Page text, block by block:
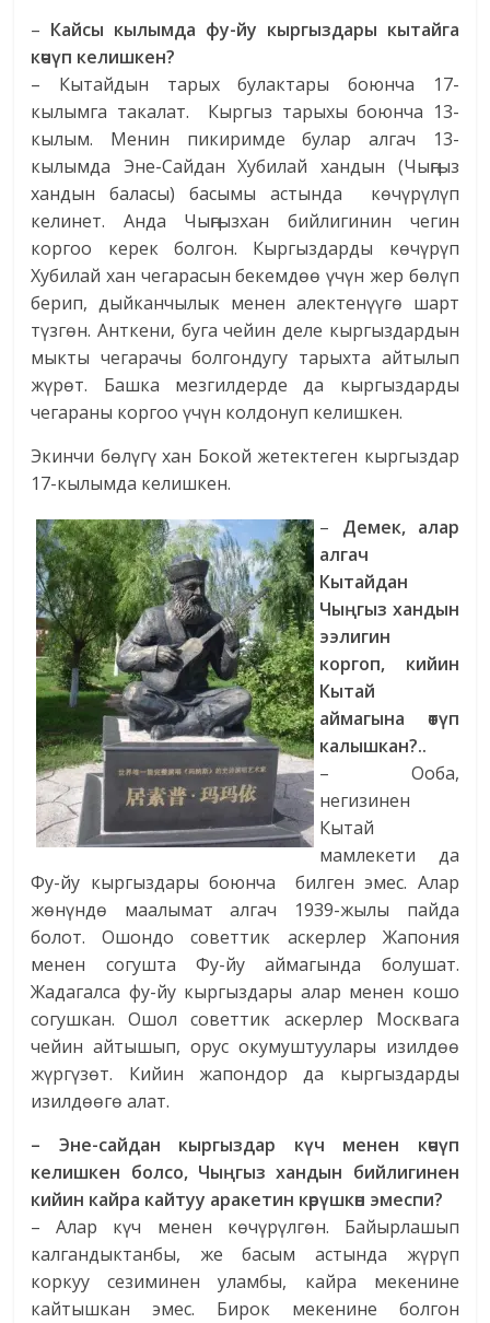
– Кайсы кылымда фу-йу кыргыздары кытайга
көчүп келишкен?
– Кытайдын тарых булактары
боюнча
17-
кылымга такалат. Кыргыз тарыхы боюнча 13-
кылым. Менин пикиримде булар алгач 13-
кылымда Эне-Сайдан Хубилай хандын (Чыңгыз
хандын баласы) басымы астында көчүрүлүп
келинет. Анда Чыңгызхан бийлигинин чегин
коргоо керек болгон. Кыргыздарды көчүрүп
Хубилай хан чегарасын бекемдөө үчүн жер бөлүп
берип, дыйканчылык менен алектенүүгө шарт
түзгөн. Анткени, буга чейин деле кыргыздардын
мыкты чегарачы болгондугу тарыхта айтылып
жүрөт. Башка мезгилдерде да кыргыздарды
чегараны коргоо үчүн колдонуп келишкен.
Экинчи бөлүгү хан Бокой жетектеген кыргыздар
17-кылымда келишкен.
– Демек, алар
алгач
Кытайдан
Чыңгыз хандын
ээлигин
коргоп, кийин
Кытай
аймагына өтүп
калышкан?..
– Ооба,
негизинен
Кытай
мамлекети да
Фу-йу кыргыздары боюнча билген эмес. Алар
жөнүндө маалымат алгач 1939-жылы пайда
болот. Ошондо советтик аскерлер Жапония
менен согушта Фу-йу аймагында болушат.
Жадагалса фу-йу кыргыздары алар менен кошо
согушкан. Ошол советтик аскерлер Москвага
чейин айтышып, орус окумуштуулары изилдөө
жүргүзөт. Кийин жапондор да кыргыздарды
изилдөөгө алат.
– Эне-сайдан кыргыздар күч менен көчүп
келишкен болсо, Чыңгыз хандын бийлигинен
кийин кайра кайтуу аракетин көрүшкөн эмеспи?
– Алар күч менен көчүрүлгөн. Байырлашып
калгандыктанбы, же басым астында жүрүп
коркуу сезиминен уламбы, кайра мекенине
кайтышкан эмес. Бирок мекенине болгон